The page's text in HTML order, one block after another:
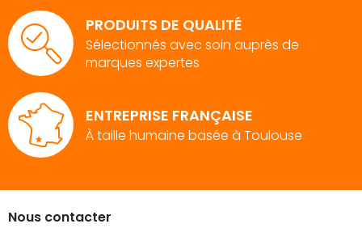
PRODUITS DE QUALITÉ
Sélectionnés avec soin auprès de
marques expertes
ENTREPRISE FRANÇAISE
À taille humaine basée à Toulouse
Nous contacter